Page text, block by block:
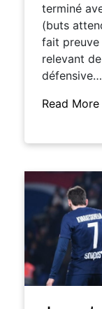
terminé
(buts
fait preuve
relevant
défensive…
Read More